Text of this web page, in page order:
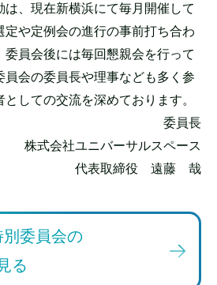
、現在新横浜にて毎月開催して
定や定例会の進行の事前打ち合わ
員会後には毎回懇親会を行って
員会の委員長や理事なども多く参
しての交流を深めております。
委員長
株式会社ユニバーサルスペース
代表取締役 遠藤 哉
委員会の
る